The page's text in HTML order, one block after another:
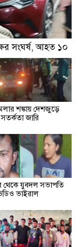
সংঘর্ষ, আহত ১০
শঙ্কায় দেশজুড়ে
জারি
থেকে যুবদল সভাপতি
ভাইরাল